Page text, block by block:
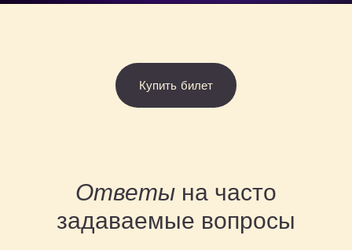
Купить билет
Ответы на часто
задаваемые вопросы